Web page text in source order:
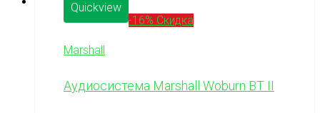
Quickview
-16% Скидка
Marshall
Аудиосистема Marshall Woburn BT II